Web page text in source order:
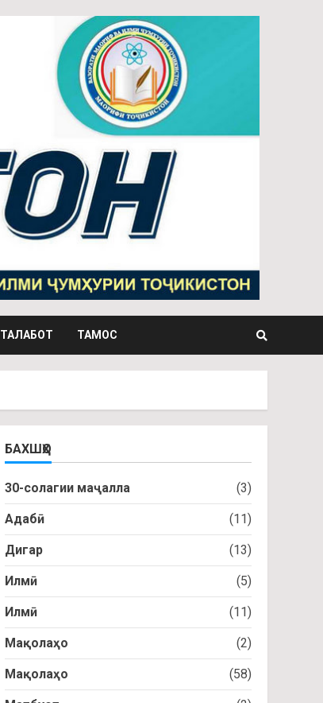
ТАЛАБОТ ТАМОС
БАХШҲО
30-солагии маҷалла (3)
Адабӣ (11)
Дигар (13)
Илмӣ (5)
Илмӣ (11)
Мақолаҳо (2)
Мақолаҳо (58)